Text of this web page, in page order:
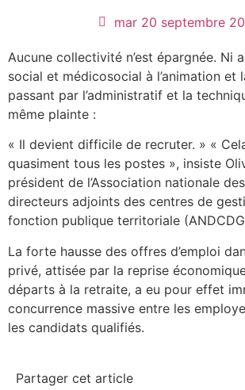
mar 20 septembre
Aucune collectivité n’est épargnée. Ni
social et médicosocial à l’animation et
passant par l’administratif et la
même plainte :
« Il devient difficile de recruter. » «
quasiment tous les postes », insiste
président de l’Association nationale
directeurs adjoints des centres de
fonction publique territoriale
La forte hausse des offres d’emploi
privé, attisée par la reprise
départs à la retraite, a eu pour effet
concurrence massive entre les
les candidats qualifiés.
Partager cet article